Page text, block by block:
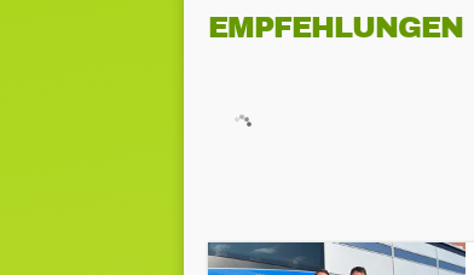
EMPFEHLUNGEN